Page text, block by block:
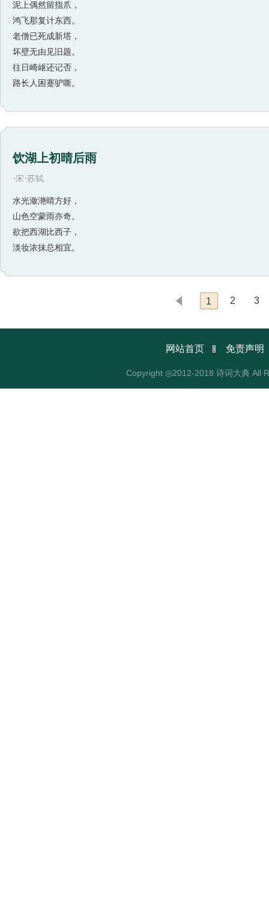
泥上偶然留指爪，
鸿飞那复计东西。
老僧已死成新塔，
坏壁无由见旧题。
往日崎岖还记否，
路长人困蹇驴嘶。
饮湖上初晴后雨
·宋·苏轼
水光潋滟晴方好，
山色空蒙雨亦奇。
欲把西湖比西子，
淡妆浓抹总相宜。
1 2 3
网站首页  免责声明
Copyright ◎2012-2018 诗词大典 All